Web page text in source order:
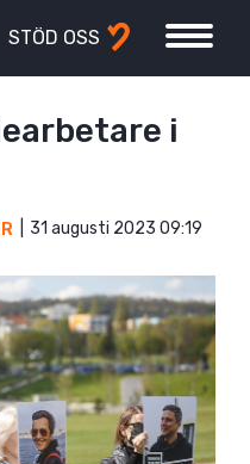
STÖD OSS
i
31 augusti 2023 09:19